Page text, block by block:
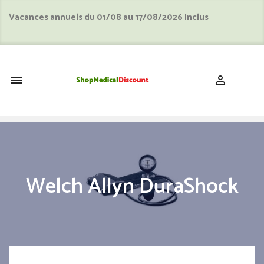
Vacances annuels du 01/08 au 17/08/2026 Inclus
 
Welch Allyn DuraShock